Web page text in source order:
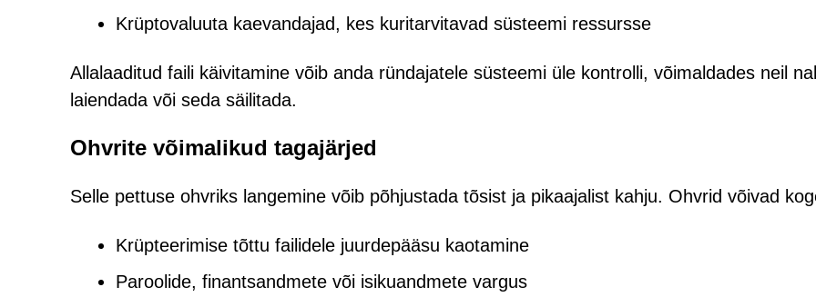
Krüptovaluuta kaevandajad, kes kuritarvitavad süsteemi ressursse
Allalaaditud faili käivitamine võib anda ründajatele süsteemi üle kontrolli, võimaldades neil
laiendada või seda säilitada.
Ohvrite võimalikud tagajärjed
Selle pettuse ohvriks langemine võib põhjustada tõsist ja pikaajalist kahju. Ohvrid võivad
Krüpteerimise tõttu failidele juurdepääsu kaotamine
Paroolide, finantsandmete või isikuandmete vargus